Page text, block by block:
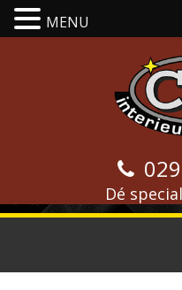
Dé
MENU